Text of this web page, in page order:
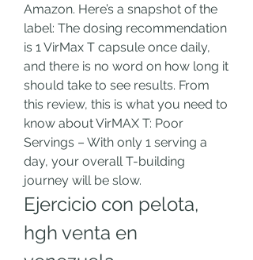
Amazon. Here’s a snapshot of the
label: The dosing recommendation
is 1 VirMax T capsule once daily,
and there is no word on how long it
should take to see results. From
this review, this is what you need to
know about VirMAX T: Poor
Servings – With only 1 serving a
day, your overall T-building
journey will be slow.
Ejercicio con pelota,
hgh venta en